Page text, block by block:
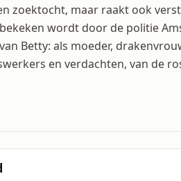
zoektocht, maar raakt ook
wordt door de politie
Betty: als moeder,
en verdachten, van de